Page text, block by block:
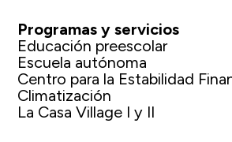
Programas y servicios
Educación preescolar
Escuela autónoma
Centro para la Estabilidad
Climatización
La Casa Village I y II